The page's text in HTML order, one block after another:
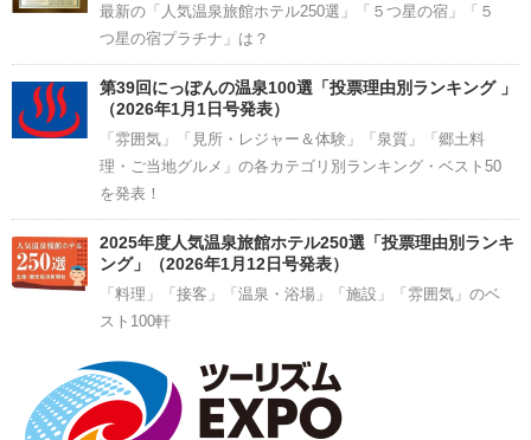
最新の「人気温泉旅館ホテル250選」「５つ星の宿」「５
つ星の宿プラチナ」は？
第39回にっぽんの温泉100選「投票理由別ランキング 」
（2026年1月1日号発表）
「雰囲気」「見所・レジャー＆体験」「泉質」「郷土料
理・ご当地グルメ」の各カテゴリ別ランキング・ベスト50
を発表！
2025年度人気温泉旅館ホテル250選「投票理由別ランキ
ング」（2026年1月12日号発表）
「料理」「接客」「温泉・浴場」「施設」「雰囲気」のベ
スト100軒